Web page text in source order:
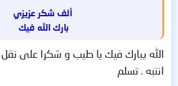
ألف شكر عزيزي
بارك الله فيك
الله يبارك فيك يا طيب و شكرا على
انتبه . تسلم